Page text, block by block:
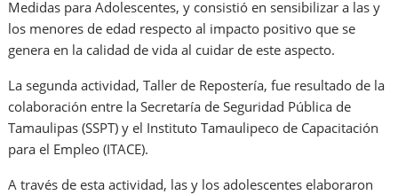
Medidas para Adolescentes, y consistió en sensibilizar a las y
los menores de edad respecto al impacto positivo que se
genera en la calidad de vida al cuidar de este aspecto.
La segunda actividad, Taller de Repostería, fue resultado de la
colaboración entre la Secretaría de Seguridad Pública de
Tamaulipas (SSPT) y el Instituto Tamaulipeco de Capacitación
para el Empleo (ITACE).
A través de esta actividad, las y los adolescentes elaboraron